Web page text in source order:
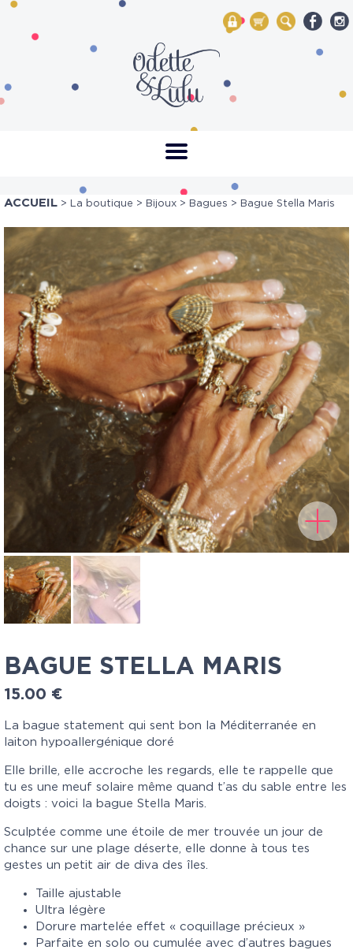
My Account
Mon panier
Rechercher
ACCUEIL > La boutique > Bijoux > Bagues > Bague Stella Maris
BAGUE STELLA MARIS
15.00 €
La bague statement qui sent bon la Méditerranée en
laiton hypoallergénique doré
Elle brille, elle accroche les regards, elle te rappelle que
tu es une meuf solaire même quand t’as du sable entre les
doigts : voici la bague Stella Maris
Sculptée comme une étoile de mer trouvée un jour de
chance sur une plage déserte, elle donne à tous tes
gestes un petit air de diva des îles.
Taille ajustable
Ultra légère
Dorure martelée effet « coquillage précieux »
Parfaite en solo ou cumulée avec d’autres bagues